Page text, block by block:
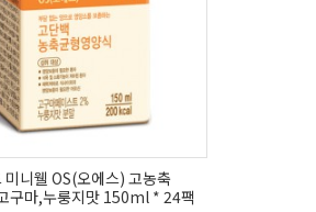
미니웰 OS(오에스) 고농축
구마,누룽지맛 150ml * 24팩